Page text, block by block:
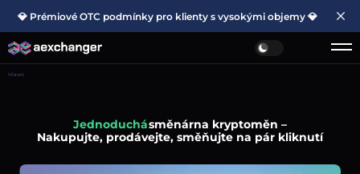
💎 Prémiové OTC podmínky pro klienty s vysokými objemy 💎
Hlavní
Jednoduchásměnárna kryptoměn –
Nakupujte, prodávejte, směňujte na pár kliknutí